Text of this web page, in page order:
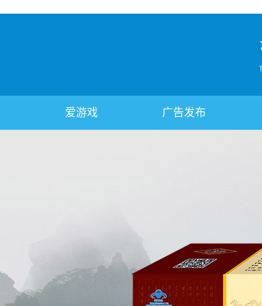
爱游戏 广告发布